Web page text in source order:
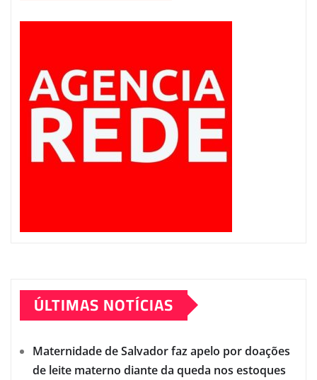
ÚLTIMAS NOTÍCIAS
Maternidade de Salvador faz apelo por doações
de leite materno diante da queda nos estoques